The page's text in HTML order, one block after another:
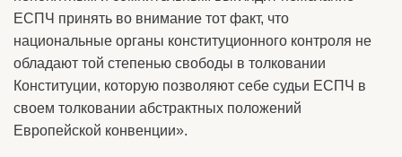
ЕСПЧ принять во внимание тот факт, что
национальные органы конституционного контроля не
обладают той степенью свободы в толковании
Конституции, которую позволяют себе судьи ЕСПЧ в
своем толковании абстрактных положений
Европейской конвенции».